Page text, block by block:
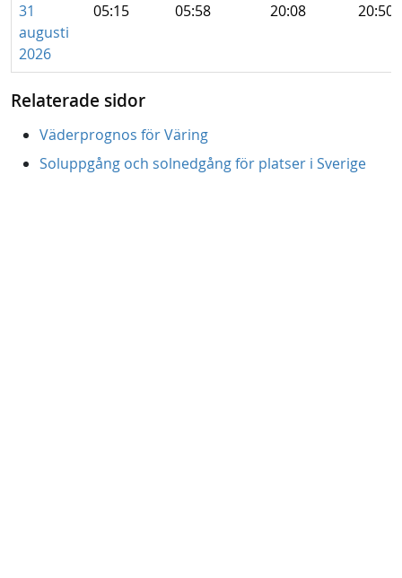
31
augusti
2026
05:15 05:58 20:08 20:50
Relaterade sidor
Väderprognos för Väring
Soluppgång och solnedgång för platser i Sverige